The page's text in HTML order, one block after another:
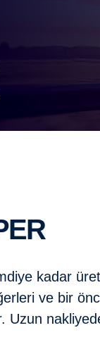
kadar
ve bir
Uzun